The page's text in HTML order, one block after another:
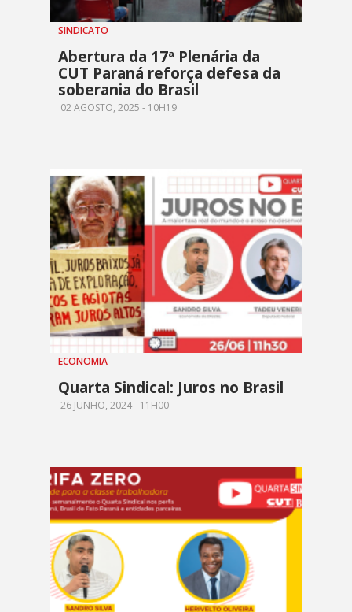
SINDICATO
Abertura da 17ª Plenária da
CUT Paraná reforça defesa da
soberania do Brasil
02 AGOSTO, 2025 - 10H19
ECONOMIA
Quarta Sindical: Juros no Brasil
26 JUNHO, 2024 - 11H00